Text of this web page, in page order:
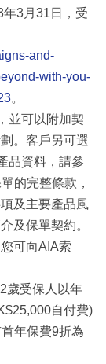
3月31日，受
and-
with-you-
。
並可以附加契
。客戶另可選
品資料，請參
的完整條款，
及主要產品風
及保單契約。
可向AIA索
歲受保人以年
自付費)
年保費9折為